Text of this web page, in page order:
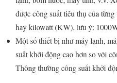
được công suất tiêu thụ của
hay kilowatt (KW). lưu ý:
Một số thiết bị như máy lạnh,
suất khởi động cao hơn so với
Thông thường công suất khởi